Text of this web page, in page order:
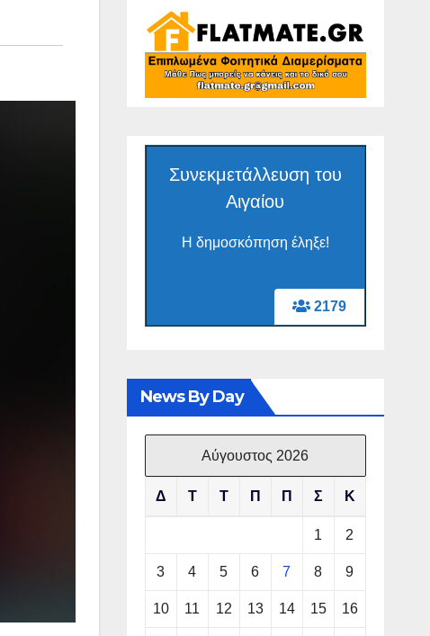
2179
Συνεκμετάλλευση του
Αιγαίου
Η δημοσκόπηση έληξε!
News By Day
Αύγουστος 2026
Δ Τ Τ Π Π Σ Κ
1 2
3 4 5 6 7 8 9
10 11 12 13 14 15 16